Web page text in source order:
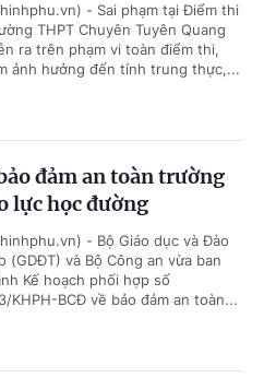
- Sai phạm tại Điểm thi
THPT Chuyên Tuyên Quang
ra trên phạm vi toàn điểm thi,
ảnh hưởng đến tính trung thực,...
đảm an toàn trường
lực học đường
- Bộ Giáo dục và Đào
(GDĐT) và Bộ Công an vừa ban
Kế hoạch phối hợp số
KHPH-BCĐ về bảo đảm an toàn...